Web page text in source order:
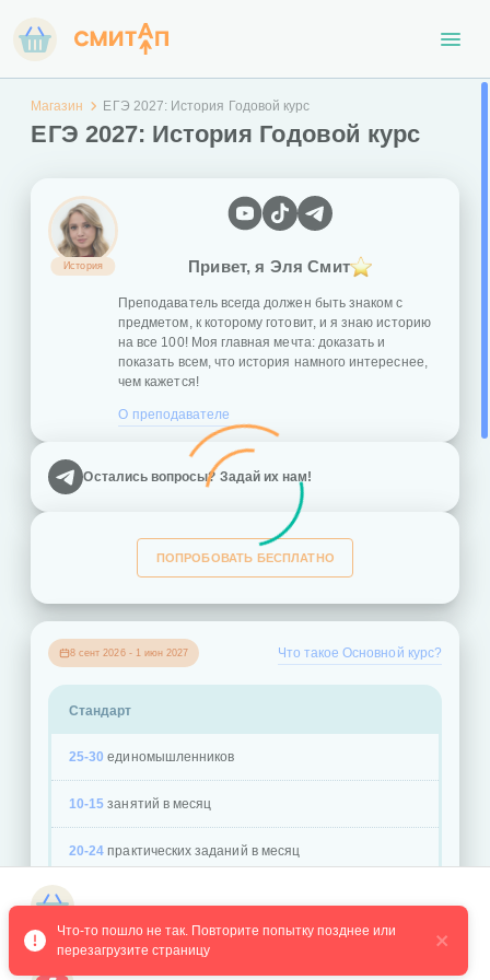
Магазин ЕГЭ 2027: История Годовой курс
ЕГЭ 2027: История Годовой курс
История Привет, я Эля Смит
Преподаватель всегда должен быть знаком с
предметом, к которому готовит, и я знаю историю
на все 100! Моя главная мечта: доказать и
показать всем, что история намного интереснее,
чем кажется!
О преподавателе
Остались вопросы? Задай их нам!
ПОПРОБОВАТЬ БЕСПЛАТНО
8 сент 2026 - 1 июн 2027 Что такое Основной курс?
Стандарт
25-30 единомышленников
10-15 занятий в месяц
20-24практических заданий в месяц
удобные
личныйнаставник
Стандарт от Плюс от
Что-то пошло не так. Повторите попытку позднее или
перезагрузите страницу